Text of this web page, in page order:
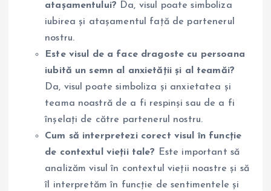
atașamentului? Da, visul poate simboliza
iubirea și atașamentul față de partenerul
nostru.
Este visul de a face dragoste cu persoana
iubită un semn al anxietății și al teamăi?
Da, visul poate simboliza și anxietatea și
teama noastră de a fi respinși sau de a fi
înșelați de către partenerul nostru.
Cum să interpretezi corect visul în funcție
de contextul vieții tale?
Este important să
analizăm visul în contextul vieții noastre și să
îl interpretăm în funcție de sentimentele și